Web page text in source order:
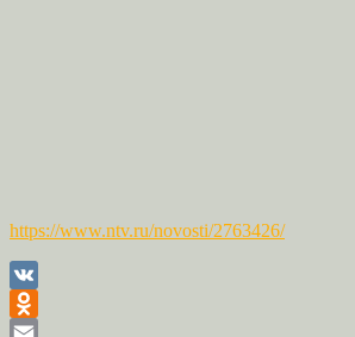
https://www.ntv.ru/novosti/2763426/
VK
Odnoklassniki